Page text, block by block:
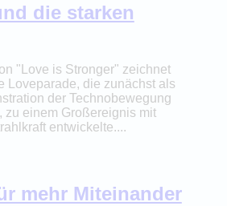
die starken
"Love is Stronger" zeichnet
Loveparade, die zunächst als
der Technobewegung
zu einem Großereignis mit
entwickelte....
mehr Miteinander